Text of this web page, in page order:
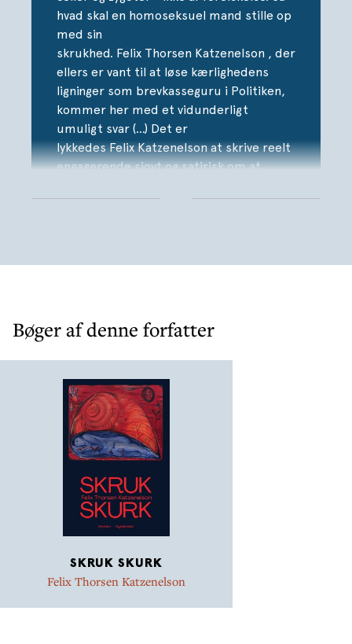
noget helt, helt andet.
hvad skal en homoseksuel mand stille op
med sin
skrukhed. Felix Thorsen Katzenelson , der
ellers er vant til at løse kærlighedens
ligninger som brevkasseguru i Politiken,
kommer her med et vidunderligt
umuligt svar (…) Det er
lykkedes Felix Katzenelson at skrive reelt
engagerende sjovt og satirisk om at
rum af memes, failvideoer og AI-
langt tættere på eviggyldige emner som
det er dyrisk og kraftfuldt. Både
elskovsakterne og sproget gennem hele
romanen. Felix Thorsen Katzenelson har i
det hele taget bare skrevet en afsindigt
Bøger af denne forfatter
SKRUK SKURK
Felix Thorsen Katzenelson